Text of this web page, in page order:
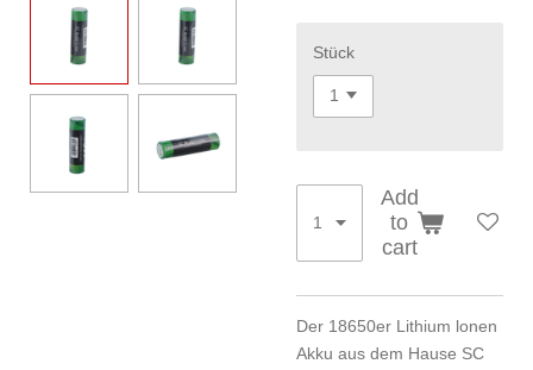
Stück
Add
to
cart
Der 18650er Lithium lonen
Akku aus dem Hause SC